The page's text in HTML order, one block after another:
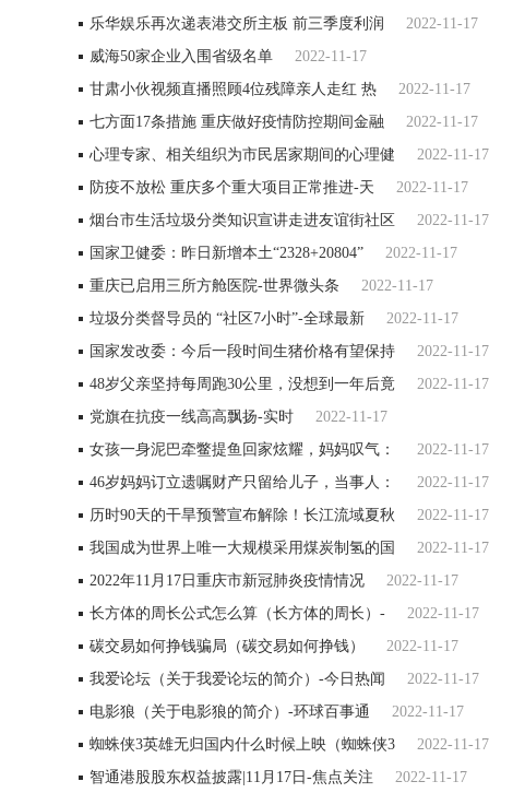
乐华娱乐再次递表港交所主板 前三季度利润
2022-11-17
威海50家企业入围省级名单
2022-11-17
甘肃小伙视频直播照顾4位残障亲人走红 热
2022-11-17
七方面17条措施 重庆做好疫情防控期间金融
2022-11-17
心理专家、相关组织为市民居家期间的心理健
2022-11-17
防疫不放松 重庆多个重大项目正常推进-天
2022-11-17
烟台市生活垃圾分类知识宣讲走进友谊街社区
2022-11-17
国家卫健委：昨日新增本土“2328+20804”
2022-11-17
重庆已启用三所方舱医院-世界微头条
2022-11-17
垃圾分类督导员的 “社区7小时”-全球最新
2022-11-17
国家发改委：今后一段时间生猪价格有望保持
2022-11-17
48岁父亲坚持每周跑30公里，没想到一年后竟
2022-11-17
党旗在抗疫一线高高飘扬-实时
2022-11-17
女孩一身泥巴牵鳖提鱼回家炫耀，妈妈叹气：
2022-11-17
46岁妈妈订立遗嘱财产只留给儿子，当事人：
2022-11-17
历时90天的干旱预警宣布解除！长江流域夏秋
2022-11-17
我国成为世界上唯一大规模采用煤炭制氢的国
2022-11-17
2022年11月17日重庆市新冠肺炎疫情情况
2022-11-17
长方体的周长公式怎么算（长方体的周长）-
2022-11-17
碳交易如何挣钱骗局（碳交易如何挣钱）
2022-11-17
我爱论坛（关于我爱论坛的简介）-今日热闻
2022-11-17
电影狼（关于电影狼的简介）-环球百事通
2022-11-17
蜘蛛侠3英雄无归国内什么时候上映（蜘蛛侠3
2022-11-17
智通港股股东权益披露|11月17日-焦点关注
2022-11-17